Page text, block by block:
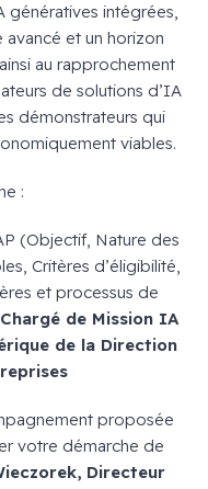
génératives intégrées,
avancé et un horizon
au rapprochement
de solutions d’IA
démonstrateurs qui
viables.
:
(Objectif, Nature des
Critères d’éligibilité,
et processus de
de Mission IA
de la Direction
proposée
votre démarche de
Directeur